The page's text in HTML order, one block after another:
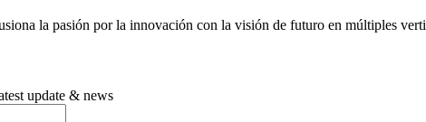
la pasión por la innovación con la visión de futuro en múltiples
update & news